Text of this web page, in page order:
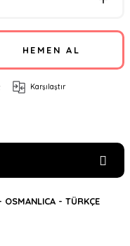
HEMEN AL
Karşılaştır
- TÜRKÇE